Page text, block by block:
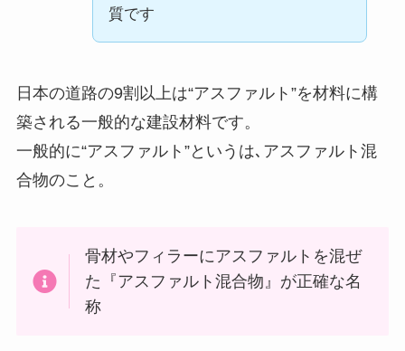
質です
日本の道路の9割以上は“アスファルト”を材料に構
築される一般的な建設材料です。
一般的に“アスファルト”というは､アスファルト混
合物のこと。
骨材やフィラーにアスファルトを混ぜ
た『アスファルト混合物』が正確な名
称